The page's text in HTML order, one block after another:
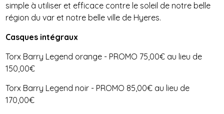
simple à utiliser et efficace contre le soleil de notre belle
région du var et notre belle ville de Hyeres.
Casques intégraux
Torx Barry Legend orange - PROMO 75,00€ au lieu de
150,00€
Torx Barry Legend noir - PROMO 85,00€ au lieu de
170,00€